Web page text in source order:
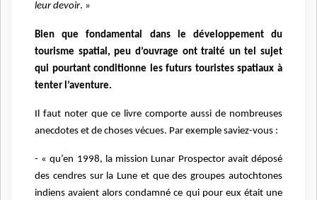
leur devoir. »
Bien que fondamental dans le développement du
tourisme spatial, peu d’ouvrage ont traité un tel sujet
qui pourtant conditionne les futurs touristes spatiaux à
tenter l’aventure.
Il faut noter que ce livre comporte aussi de nombreuses
anecdotes et de choses vécues. Par exemple saviez-vous :
- « qu’en 1998, la mission Lunar Prospector avait déposé
des cendres sur la Lune et que des groupes autochtones
indiens avaient alors condamné ce qui pour eux était une